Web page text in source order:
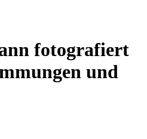
fotografiert
und